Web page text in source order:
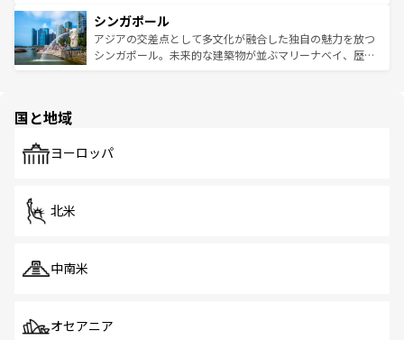
参照してほしい。
激する。気候は一年中温暖で、どの季節にも異なる楽しみ
が待っている。親しみやすいタイの人々、仏教を中心とし
た文化、そして多様な観光資源が、訪れる旅人を魅了し続
み、どこを訪れても感動するはず。観光スポットが密集し
ており、効率よく見どころを回れるのも魅力。息をのむよ
うな絶景から文化的な体験まで、香港を存分に楽しみ尽く
シンガポール
アジアの交差点として多文化が融合した独自の魅力を放つ
シンガポール。未来的な建築物が並ぶマリーナベイ、歴史
で、ホーカーズは地元の風情を楽しめる外せないスポット
国と地域
ヨーロッパ
北米
中南米
オセアニア